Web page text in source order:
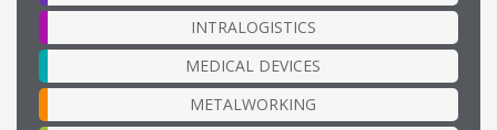
INTRALOGISTICS
MEDICAL DEVICES
METALWORKING